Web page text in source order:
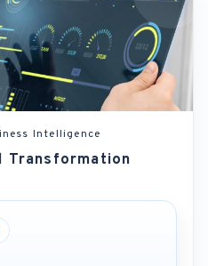
Intelligence